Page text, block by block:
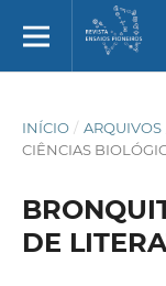
INÍCIO / ARQUIVOS
CIÊNCIAS
DE